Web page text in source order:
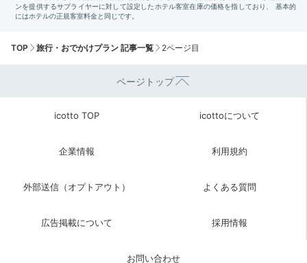
TOP 旅行・おでかけプラン 記事一覧 2ページ目
ページトップ
icotto TOP icottoについて
企業情報 利用規約
外部送信（オプトアウト） よくある質問
広告掲載について 採用情報
お問い合わせ